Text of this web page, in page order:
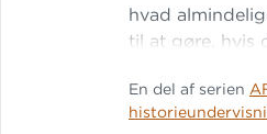
hvad
til at gøre, hvis
var det
eleverne på til
En del af serien